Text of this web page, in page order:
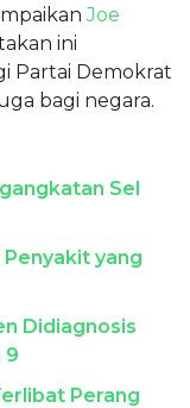
Joe
ini
Partai Demokrat
bagi negara.
Sel
yang
Didiagnosis
9
Perang